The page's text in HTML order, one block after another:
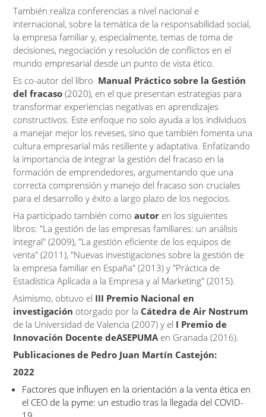
También realiza conferencias a nivel nacional e
internacional, sobre la temática de la responsabilidad social,
la empresa familiar y, especialmente, temas de toma de
decisiones, negociación y resolución de conflictos en el
mundo empresarial desde un punto de vista ético.
Es co-autor del libro Manual Práctico sobre la Gestión
del fracaso(2020), en el que presentan estrategias para
transformar experiencias negativas en aprendizajes
constructivos. Este enfoque no solo ayuda a los individuos
a manejar mejor los reveses, sino que también fomenta una
cultura empresarial más resiliente y adaptativa. Enfatizando
la importancia de integrar la gestión del fracaso en la
formación de emprendedores, argumentando que una
correcta comprensión y manejo del fracaso son cruciales
para el desarrollo y éxito a largo plazo de los negocios.
Ha participado también comoautor en los siguientes
libros: "La gestión de las empresas familiares: un análisis
integral" (2009), "La gestión eficiente de los equipos de
venta" (2011), "Nuevas investigaciones sobre la gestión de
la empresa familiar en España" (2013) y "Práctica de
Estadística Aplicada a la Empresa y al Marketing" (2015).
Asimismo, obtuvo el III Premio Nacional en
investigación otorgado por la Cátedra de Air Nostrum
de la Universidad de Valencia (2007) y el I Premio de
Innovación Docente deASEPUMAen Granada (2016).
Publicaciones de Pedro Juan Martín Castejón:
2022
Factores que influyen en la orientación a la venta ética en
el CEO de la pyme: un estudio tras la llegada del COVID-